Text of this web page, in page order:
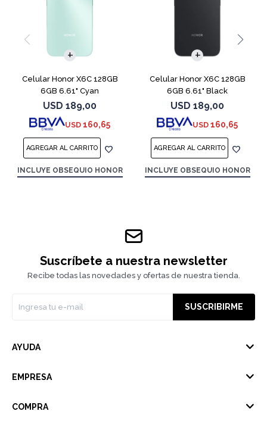
Celular Honor X6C 128GB
6GB 6.61" Cyan
USD 189,00
USD 160,65
INCLUYE OBSEQUIO HONOR
Celular Honor X6C 128GB
6GB 6.61" Black
USD 189,00
USD 160,65
INCLUYE OBSEQUIO HONOR
COMPARAR
Suscríbete a nuestra newsletter
Recibe todas las novedades y ofertas de nuestra tienda.
SUSCRIBIRME
AYUDA
EMPRESA
COMPRA